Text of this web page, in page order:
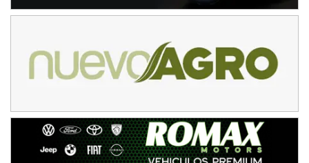
SUR SANTAFESINO - F4
TUCUMANO - F5
Juan Navarro (Asfalto)
El Timbó (Tucumán)